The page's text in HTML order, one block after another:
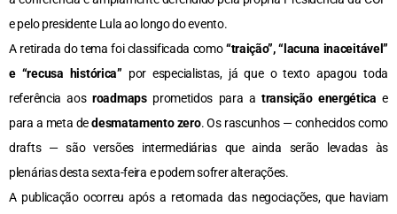
e pelo presidente Lula ao longo do evento.
A retirada do tema foi classificada como“traição”, “lacuna inaceitável”
e “recusa histórica” por especialistas, já que o texto apagou toda
referência aosroadmapsprometidos para atransição energética e
para a meta dedesmatamento zero. Os rascunhos — conhecidos como
drafts — são versões intermediárias que ainda serão levadas às
plenárias desta sexta-feira e podem sofrer alterações.
A publicação ocorreu após a retomada das negociações, que haviam